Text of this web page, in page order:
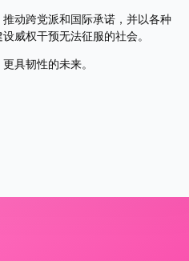
动跨党派和国际承诺，并以各种
威权干预无法征服的社会。
具韧性的未来。